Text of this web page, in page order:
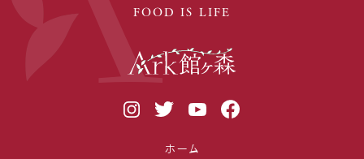
FOOD IS LIFE
ホーム